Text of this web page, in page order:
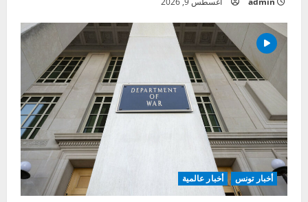
أخبار تونس أخبار عالمية